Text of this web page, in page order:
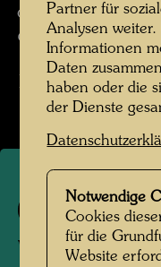
obwohl im
das vom Himmel
(aus:
Raisonné, Bd. 2,
Partner für
Analysen
Informationen
Daten
haben oder die
der Dienste
Notwendige
Cookies
für die
Website